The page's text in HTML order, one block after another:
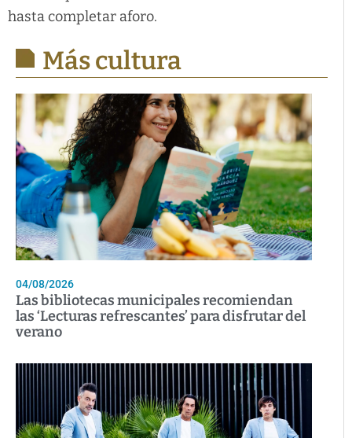
hasta completar aforo.
Más cultura
04/08/2026
Las bibliotecas municipales recomiendan
las ‘Lecturas refrescantes’ para disfrutar del
verano